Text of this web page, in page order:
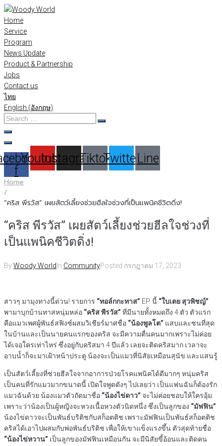
Skip
to
content
Home
Service
Program
News Update
Product & Partnership
Jobs
Contact us
ไทย
English (อังกฤษ)
Search
…
f
Youtube
Instagram
TiktokTwitterLine
Home
/
“คริส พีรวัส” เผยสัตว์เลี้ยงช่วยฮีลใจช่วงที่เป็นแพนิคชีวิตดิ่ง!
“คริส พีรวัส” เผยสัตว์เลี้ยงช่วยฮีลใจช่วงที่
เป็นแพนิคชีวิตดิ่ง!
ByWoody World In CommunityPosted กรกฎาคม 17, 2023
สาวๆ มามุงทางนี้ด่วน! รายการ “ทอล์กกะทาส” EP. นี้ “ใบเตย สุวพิชญ์”
พามาบุกบ้านทาสหนุ่มหล่อ “คริส พีรวัส” ที่มีนายทั้งหมดถึง 4 ตัว ตัวแรก
คือแมวเพศผู้พันธ์สฟิงซ์ผสมวิเชียร์มาศชื่อ “น้องพูลโต” แสบและซนที่สุด
ในบ้านและเป็นนายคนแรกของคริส จะมีความตื่นคนมากเพราะไม่ค่อย
ได้เจอใครเท่าไหร่ ซึ่งอยู่กับคริสมา 4 ปีแล้ว เลยจะติดคริสมาก เวลาจะ
อาบน้ำก็จะมาเฝ้าหน้าประตู น้องจะเป็นแมวที่นิสัยเหมือนสุนัข และแสนรู้
เป็นสัตว์เลี้ยงที่ช่วยฮีลใจจากอาการป่วยโรคแพนิคได้ดีมากๆ หนุ่มคริส
เป็นคนที่รักแมวมากขนาดนี้ เปิดใจพูดดังๆ ไปเลยว่า เป็นแฟนฉันก็ต้องรัก
แมวฉันด้วย น้องแมวตัวถัดมาชื่อ “น้องไข่ดาว” จะไม่ค่อยชอบให้ใครอุ้ม
เพราะว่าน้องเป็นผู้หญิงจะหวงเนื้อหวงตัวนิดหนึ่ง ซึ่งเป็นลูกของ “มัฟฟิน”
น้องไข่ดาวจะเป็นพันธ์บริติชกับสก็อตติช เพราะมัฟฟินเป็นพันธ์สก็อตติช
คริสได้เอาไปผสมกับพ่อพันธ์บริติช เพื่อให้เขาแข็งแรงขึ้น ตัวสุดท้ายชื่อ
“น้องไข่หวาน” เป็นลูกของมัฟฟินเหมือนกัน จะมีนิสัยขี้อ้อนและติดคน